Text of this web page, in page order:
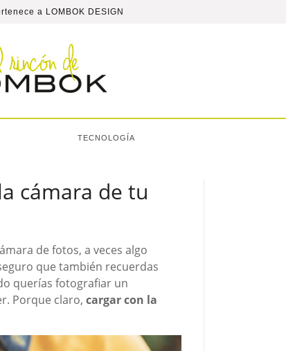
a LOMBOK DESIGN
TECNOLOGÍA
cámara de tu
de fotos, a veces algo
que también recuerdas
querías fotografiar un
Porque claro, cargar con la